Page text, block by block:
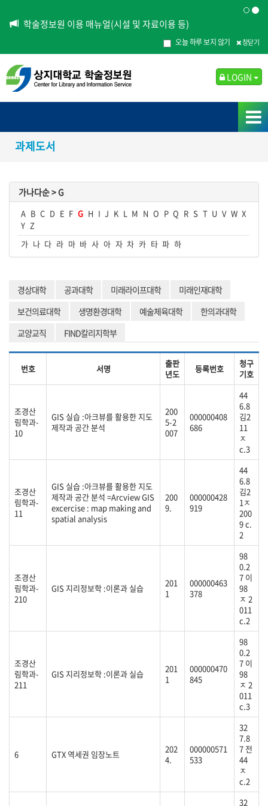
학술정보원 이용 매뉴얼(시설 및 자료이용 등)
오늘 하루 보지 않기 창닫기
LOGIN
과제도서
가나다순 >G
A B C D E F G H I J K L M N O P Q R S T U V W X
Y Z
가 나 다 라 마 바 사 아 자 차 카 타 파 하
경상대학 공과대학 미래라이프대학
미래인재대학
보건의료대학
생명환경대학 예술체육대학
한의과대학
교양교직
FIND칼리지학부
번호 서명
출판
년도
등록번호
청구
기호
조경산
림학과-
10
GIS 실습 :아크뷰를 활용한 지도
제작과 공간 분석
200
5-2
007
000000408
686
44
6.8
김2
11
ㅈ
c.3
조경산
림학과-
11
GIS 실습 :아크뷰를 활용한 지도
제작과 공간 분석 =Arcview GIS
excercise : map making and
spatial analysis
200
9.
000000428
919
44
6.8
김2
1ㅈ
200
9 c.
2
조경산
림학과-
210
GIS 지리정보학 :이론과 실습
201
1
000000463
378
98
0.2
7 이
98
ㅈ 2
011
c.2
조경산
림학과-
211
GIS 지리정보학 :이론과 실습
201
1
000000470
845
98
0.2
7 이
98
ㅈ 2
011
c.3
6 GTX 역세권 임장노트
202
4.
000000571
533
32
7.8
7 전
44
ㅈ
c.2
32